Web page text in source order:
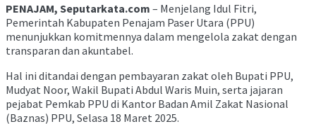
PENAJAM, Seputarkata.com – Menjelang Idul Fitri,
Pemerintah Kabupaten Penajam Paser Utara (PPU)
menunjukkan komitmennya dalam mengelola zakat dengan
transparan dan akuntabel.
Hal ini ditandai dengan pembayaran zakat oleh Bupati PPU,
Mudyat Noor, Wakil Bupati Abdul Waris Muin, serta jajaran
pejabat Pemkab PPU di Kantor Badan Amil Zakat Nasional
(Baznas) PPU, Selasa 18 Maret 2025.